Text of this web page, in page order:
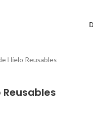
Hielo Reusables